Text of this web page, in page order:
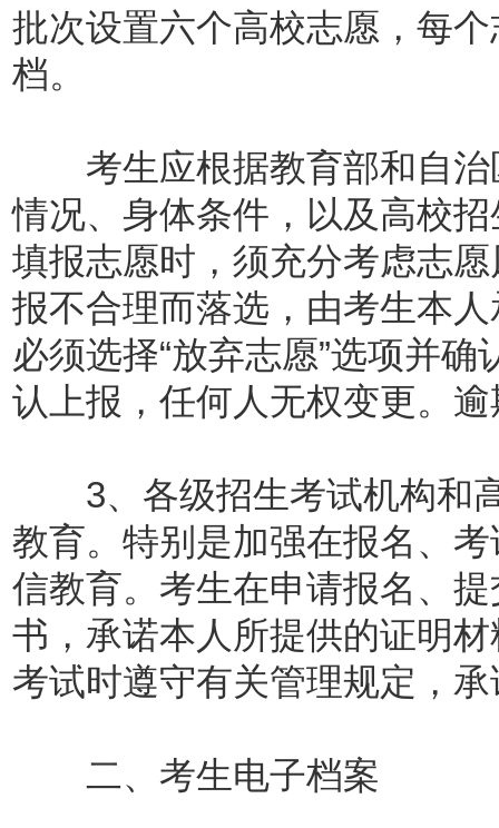
批次设置六个高校志愿，每
档。
考生应根据教育部和自治
情况、身体条件，以及高校
填报志愿时，须充分考虑志
报不合理而落选，由考生本
必须选择“放弃志愿”选项并
认上报，任何人无权变更。
3、各级招生考试机构和高
教育。特别是加强在报名、
信教育。考生在申请报名、
书，承诺本人所提供的证明
考试时遵守有关管理规定，
二、考生电子档案